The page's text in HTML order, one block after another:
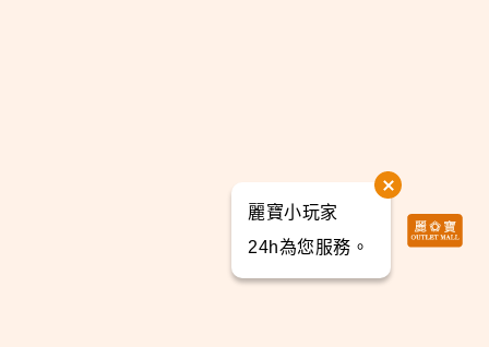
麗寶小玩家
24h為您服務。